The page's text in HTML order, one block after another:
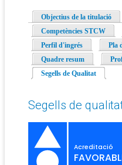
Objectius de la titulació
Competències STCW
Perfil d'ingrés
Pla
Quadre resum
Segells de Qualitat
Segells de